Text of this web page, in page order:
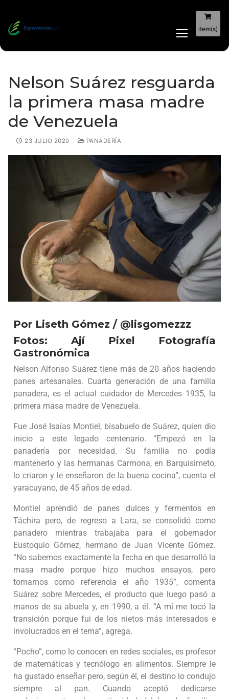
item(s)
Nelson Suárez resguarda
la primera masa madre
de Venezuela
23 JULIO 2020 PANADERÍA
Por Liseth Gómez / @lisgomezzz
Fotos: Ají Pixel Fotografía
Gastronómica
Nelson Alfonso Suárez tiene más de 20 años haciendo
panes artesanales. Cuarta generación de una familia
panadera, es el actual cuidador de Mercedes 1935, la
primera masa madre de Venezuela.
Fue José Isaías Montiel, bisabuelo de Suárez, quien dio
inicio a este legado centenario. “Empezó en la
panadería por necesidad. Su familia no podía
mantenerlo y las hermanas Carmona, en Barquisimeto,
lo criaron y le enseñaron de la buena cocina”, cuenta el
yaracuyano, de 45 años de edad.
Montiel aprendió de panes dulces y fermentos en
Táchira pero, de regreso a Lara, se consolidó como
panadero mientras trabajaba para el gobernador
Eustoquio Gómez, hermano de Juan Vicente Gómez.
“No sabemos exactamente la fecha en que desarrolló la
masa madre porque hizo muchos ensayos, pero
tomamos como referencia el año 1935”, comenta
Suárez sobre Mercedes, el producto que luego pasó a
manos de su abuela y, en 1990, a él. “A mí me tocó la
transición porque fui de los nietos más interesados e
involucrados en el tema”, agrega.
“Pocho”, como lo conocen en redes sociales, es profesor
de matemáticas y tecnólogo en alimentos. Siempre le
ha gustado enseñar pero, según él, el destino lo condujo
siempre al pan. Cuando aceptó dedicarse